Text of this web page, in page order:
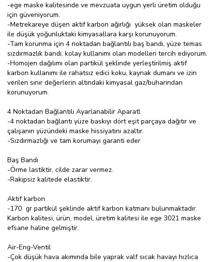
-ege maske kalitesinde ve mevzuata uygun yerli üretim olduğu
için güveniyorum.
-Metrekareye düşen aktif karbon ağırlığı yüksek olan maskeler
ile düşük yoğunluktaki kimyasallara karşı korunuyorum.
-Tam korunma için 4 noktadan bağlantılı baş bandı, yüze temas
sızdırmazlık bandı, kolay kullanımı olan modelleri tercih ediyorum.
-Homojen dağılımı olan partikül şeklinde yerleştirilmiş aktif
karbon kullanımı ile rahatsız edici koku, kaynak dumanı ve izin
verilen sınır değerlerin altındaki kimyasal gaz/buharından
korunuyorum.
4 Noktadan Bağlantılı Ayarlanabilir Aparatl
-4 noktadan bağlantı yüze baskıyı dört eşit parçaya dağıtır ve
çalışanın yüzündeki maske hissiyatını azaltır.
-Sızdırmazlığı ve tam korumayı garanti eder
Baş Bandı
-Örme lastiktir, cilde zarar vermez.
-Rakipsiz kalitede elastiktir.
Aktif karbon
-170 gr partikül şeklinde aktif karbon katmanı bulunmaktadır.
Karbon kalitesi, ürün, model, üretim kalitesi ile ege 3021 maske
efsane haline gelmiştir.
Air-Eng-Ventil
-Çok düşük hava akımında bile yaprak valf sıcak havayı hızlıca